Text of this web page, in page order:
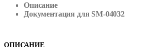
Описание
Документация для SM-04032
ОПИСАНИЕ